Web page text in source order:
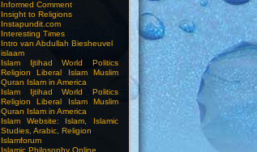
Informed Comment
Insight to Religions
Instapundit.com
Interesting Times
Intro van Abdullah Biesheuvel
islaam
Islam Ijtihad World Politics
Religion Liberal Islam Muslim
Quran Islam in America
Islam Ijtihad World Politics
Religion Liberal Islam Muslim
Quran Islam in America
Islam Website: Islam, Islamic
Studies, Arabic, Religion
Islamforum
Islamic Philosophy Online